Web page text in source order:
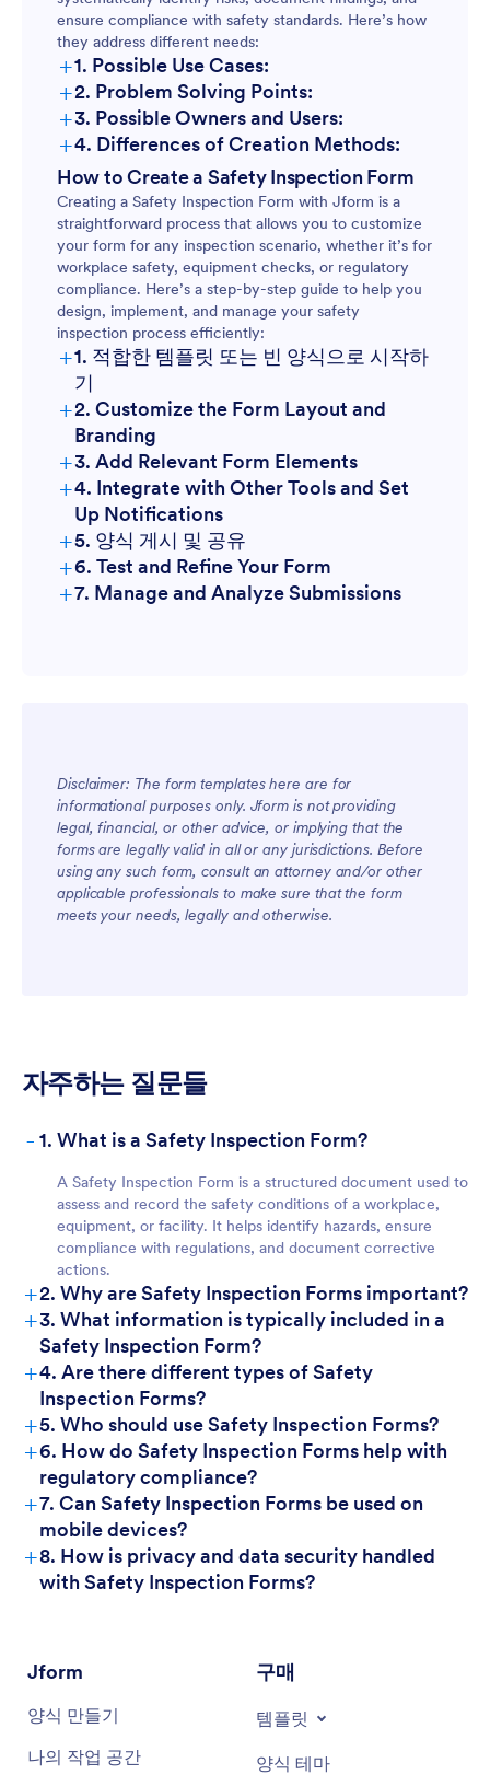
ensure compliance with safety standards. Here’s how
they address different needs:
+1. Possible Use Cases:
+2. Problem Solving Points:
+3. Possible Owners and Users:
+4. Differences of Creation Methods:
Content and Fields:
Customization:
Conditional Logic:
How to Create a Safety Inspection Form
Creating a Safety Inspection Form with Jform is a
straightforward process that allows you to customize
your form for any inspection scenario, whether it’s for
workplace safety, equipment checks, or regulatory
compliance. Here’s a step-by-step guide to help you
design, implement, and manage your safety
inspection process efficiently:
+1. 적합한 템플릿 또는 빈 양식으로 시작하
기
+2. Customize the Form Layout and
Branding
+3. Add Relevant Form Elements
Basic fields:
Checklists:
conditional logic
+4. Integrate with Other Tools and Set
Up Notifications
+5. 양식 게시 및 공유
+6. Test and Refine Your Form
+7. Manage and Analyze Submissions
Disclaimer: The form templates here are for
informational purposes only. Jform is not providing
legal, financial, or other advice, or implying that the
forms are legally valid in all or any jurisdictions. Before
using any such form, consult an attorney and/or other
applicable professionals to make sure that the form
meets your needs, legally and otherwise.
자주하는 질문들
- 1. What is a Safety Inspection Form?
A Safety Inspection Form is a structured document used to
assess and record the safety conditions of a workplace,
equipment, or facility. It helps identify hazards, ensure
compliance with regulations, and document corrective
actions.
+2. Why are Safety Inspection Forms important?
+3. What information is typically included in a
Safety Inspection Form?
+4. Are there different types of Safety
Inspection Forms?
+5. Who should use Safety Inspection Forms?
+6. How do Safety Inspection Forms help with
regulatory compliance?
+7. Can Safety Inspection Forms be used on
mobile devices?
+8. How is privacy and data security handled
with Safety Inspection Forms?
Jform
양식 만들기
나의 작업 공간
구매
템플릿
양식 테마